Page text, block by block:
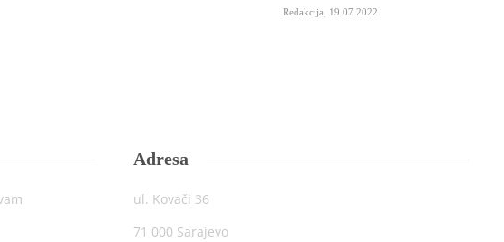
Redakcija 19.07.2022
Adresa
ul. Kovači 36
71 000 Sarajevo